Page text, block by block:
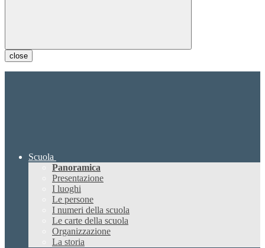
close
Scuola
Panoramica
Presentazione
I luoghi
Le persone
I numeri della scuola
Le carte della scuola
Organizzazione
La storia